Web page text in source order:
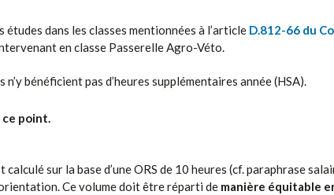
études dans les classes mentionnées à l’article D.812-66 du
en classe Passerelle Agro-Véto.
n’y bénéficient pas d’heures supplémentaires année (HSA).
ce point.
calculé sur la base d’une ORS de 10 heures (cf. paraphrase
Ce volume doit être réparti de manière équitable